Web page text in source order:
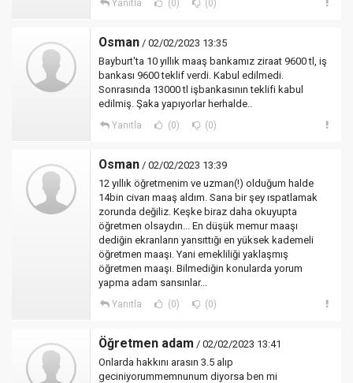
Yanıtla (0) (0)
Osman / 02/02/2023 13:35
Bayburt'ta 10 yıllık maaş bankamız ziraat 9600 tl, iş
bankası 9600 teklif verdi. Kabul edilmedi.
Sonrasında 13000 tl işbankasının teklifi kabul
edilmiş. Şaka yapıyorlar herhalde..
Yanıtla (0) (0)
Osman / 02/02/2023 13:39
12 yıllık öğretmenim ve uzman(!) olduğum halde
14bin civarı maaş aldım. Sana bir şey ıspatlamak
zorunda değiliz. Keşke biraz daha okuyupta
öğretmen olsaydın... En düşük memur maaşı
dediğin ekranların yansıttığı en yüksek kademeli
öğretmen maaşı. Yani emekliliği yaklaşmış
öğretmen maaşı. Bilmediğin konularda yorum
yapma adam sansınlar...
Yanıtla (0) (0)
Öğretmen adam / 02/02/2023 13:41
Onlarda hakkını arasın 3.5 alıp
geciniyorummemnunum diyorsa ben mi